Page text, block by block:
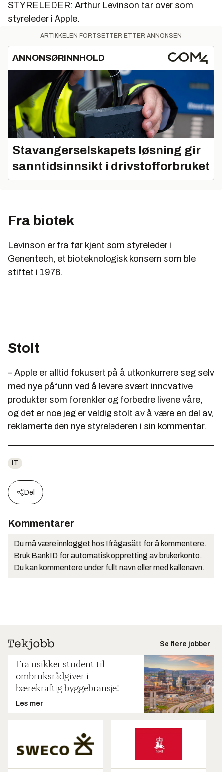
STYRELEDER: Arthur Levinson tar over som
styreleder i Apple.
ARTIKKELEN FORTSETTER ETTER ANNONSEN
ANNONSØRINNHOLD
Stavangerselskapets løsning gir
sanntidsinnsikt i drivstofforbruket
Fra biotek
Levinson er fra før kjent som styreleder i
Genentech, et bioteknologisk konsern som ble
stiftet i 1976.
Stolt
– Apple er alltid fokusert på å utkonkurrere seg selv
med nye påfunn ved å levere svært innovative
produkter som forenkler og forbedre livene våre,
og det er noe jeg er veldig stolt av å være en del av,
reklamerte den nye styrelederen i sin kommentar.
IT
Del
Kommentarer
Du må være innlogget hos Ifrågasätt for å kommentere.
Bruk BankID for automatisk oppretting av brukerkonto.
Du kan kommentere under fullt navn eller med kallenavn.
Se flere jobber
Fra usikker student til
ombruksrådgiver i
bærekraftig byggebransje!
Les mer